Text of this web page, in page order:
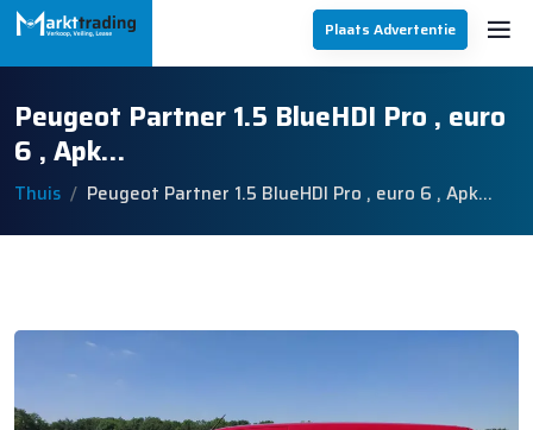
Plaats Advertentie
Peugeot Partner 1.5 BlueHDI Pro , euro
6 , Apk…
Thuis Peugeot Partner 1.5 BlueHDI Pro , euro 6 , Apk…